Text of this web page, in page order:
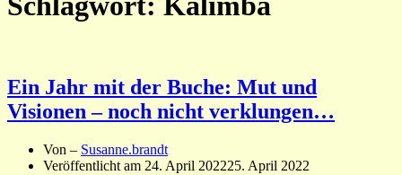
Ein Jahr mit der Buche: Mut und
Visionen – noch nicht verklungen…
Von – Susanne.brandt
Veröffentlicht am 24. April 202225. April 2022